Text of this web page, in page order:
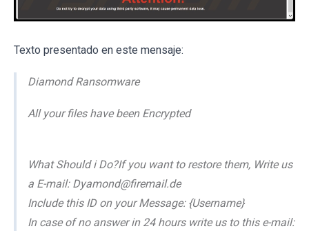
Texto presentado en este mensaje:
Diamond Ransomware
All your files have been Encrypted
What Should i Do?If you want to restore them, Write us
a E-mail: Dyamond@firemail.de
Include this ID on your Message: {Username}
In case of no answer in 24 hours write us to this e-mail: